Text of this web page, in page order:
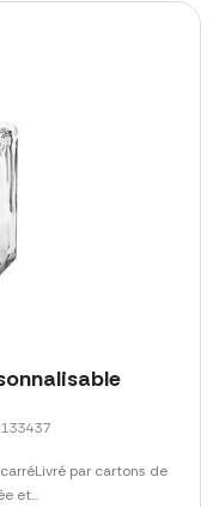
par cartons de
et...